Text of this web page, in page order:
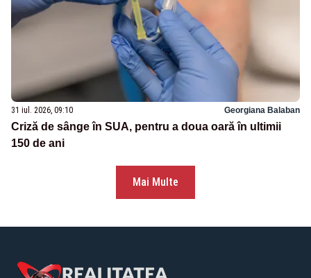
31 iul. 2026, 09:10 Georgiana Balaban
Criză de sânge în SUA, pentru a doua oară în ultimii
150 de ani
Mai Multe